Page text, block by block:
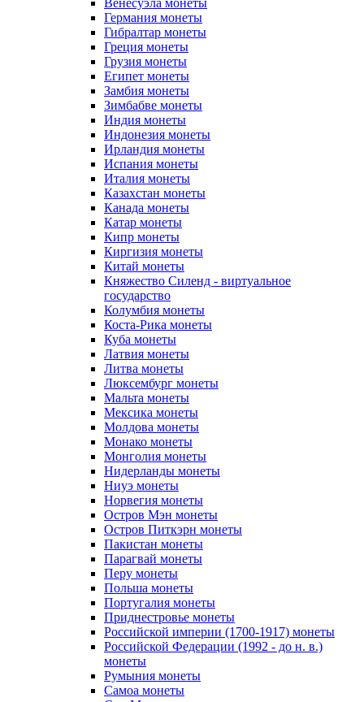
Венесуэла монеты
Германия монеты
Гибралтар монеты
Греция монеты
Грузия монеты
Египет монеты
Замбия монеты
Зимбабве монеты
Индия монеты
Индонезия монеты
Ирландия монеты
Испания монеты
Италия монеты
Казахстан монеты
Канада монеты
Катар монеты
Кипр монеты
Киргизия монеты
Китай монеты
Княжество Силенд - виртуальное
государство
Колумбия монеты
Коста-Рика монеты
Куба монеты
Латвия монеты
Литва монеты
Люксембург монеты
Мальта монеты
Мексика монеты
Молдова монеты
Монако монеты
Монголия монеты
Нидерланды монеты
Ниуэ монеты
Норвегия монеты
Остров Мэн монеты
Остров Питкэрн монеты
Пакистан монеты
Парагвай монеты
Перу монеты
Польша монеты
Португалия монеты
Приднестровье монеты
Российской империи (1700-1917) монеты
Российской Федерации (1992 - до н. в.)
монеты
Румыния монеты
Самоа монеты